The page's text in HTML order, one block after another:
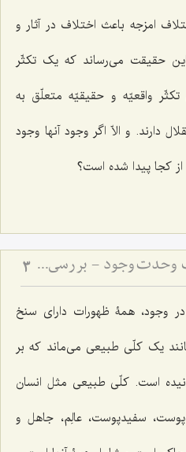
امزجه باعث اختلاف در آثار و
حقیقت می‌رساند که یک تکثّر
تکثّر واقعیّه و حقیقیّه متعلّق به
دارند. و الاّ اگر وجود آنها وجود
از کجا پیدا شده است؟
بیان چهار مسلک در بحث وحدت وجود - بررسی مسلک حق در موضوع وحدت وجود 3
وجود، همۀ ظهورات دارای سنخ
یک کلّی طبیعی می‌ماند که بر
است. کلّی طبیعی مثل انسان
سفیدپوست، عالِم، جاهل و